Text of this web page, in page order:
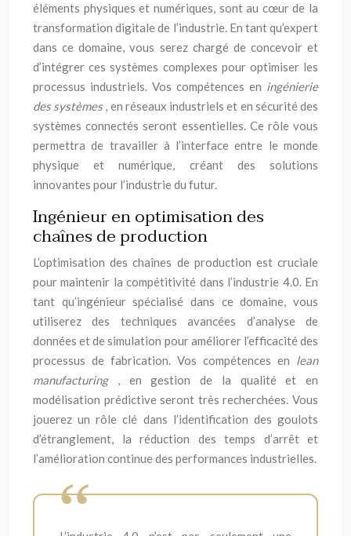
éléments physiques et numériques, sont au cœur de la
transformation digitale de l’industrie. En tant qu’expert
dans ce domaine, vous serez chargé de concevoir et
d’intégrer ces systèmes complexes pour optimiser les
processus industriels. Vos compétences en ingénierie
des systèmes, en réseaux industriels et en sécurité des
systèmes connectés seront essentielles. Ce rôle vous
permettra de travailler à l’interface entre le monde
physique et numérique, créant des solutions
innovantes pour l’industrie du futur.
Ingénieur en optimisation des
chaînes de production
L’optimisation des chaînes de production est cruciale
pour maintenir la compétitivité dans l’industrie 4.0. En
tant qu’ingénieur spécialisé dans ce domaine, vous
utiliserez des techniques avancées d’analyse de
données et de simulation pour améliorer l’efficacité des
processus de fabrication. Vos compétences en lean
manufacturing , en gestion de la qualité et en
modélisation prédictive seront très recherchées. Vous
jouerez un rôle clé dans l’identification des goulots
d’étranglement, la réduction des temps d’arrêt et
l’amélioration continue des performances industrielles.